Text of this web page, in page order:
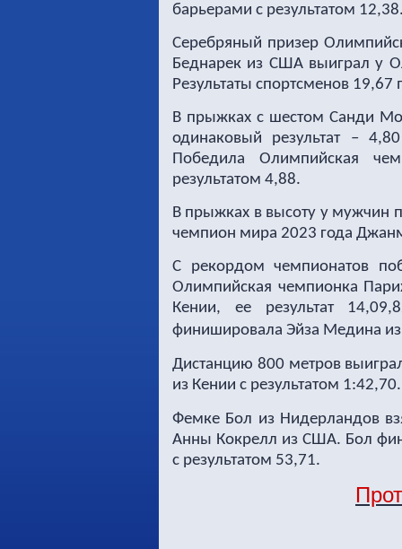
барьерами с результатом
Серебряный призер
Беднарек из США выиграл у
Результаты спортсменов 19,67
В прыжках с шестом Санди
одинаковый результат –
Победила Олимпийская
результатом 4,88.
В прыжках в высоту у мужчин
чемпион мира 2023 года
С рекордом чемпионатов
Олимпийская чемпионка
Кении, ее результат
финишировала Эйза Медина
Дистанцию 800 метров
из Кении с результатом 1:42,70.
Фемке Бол из Нидерландов
Анны Кокрелл из США. Бол
с результатом 53,71.